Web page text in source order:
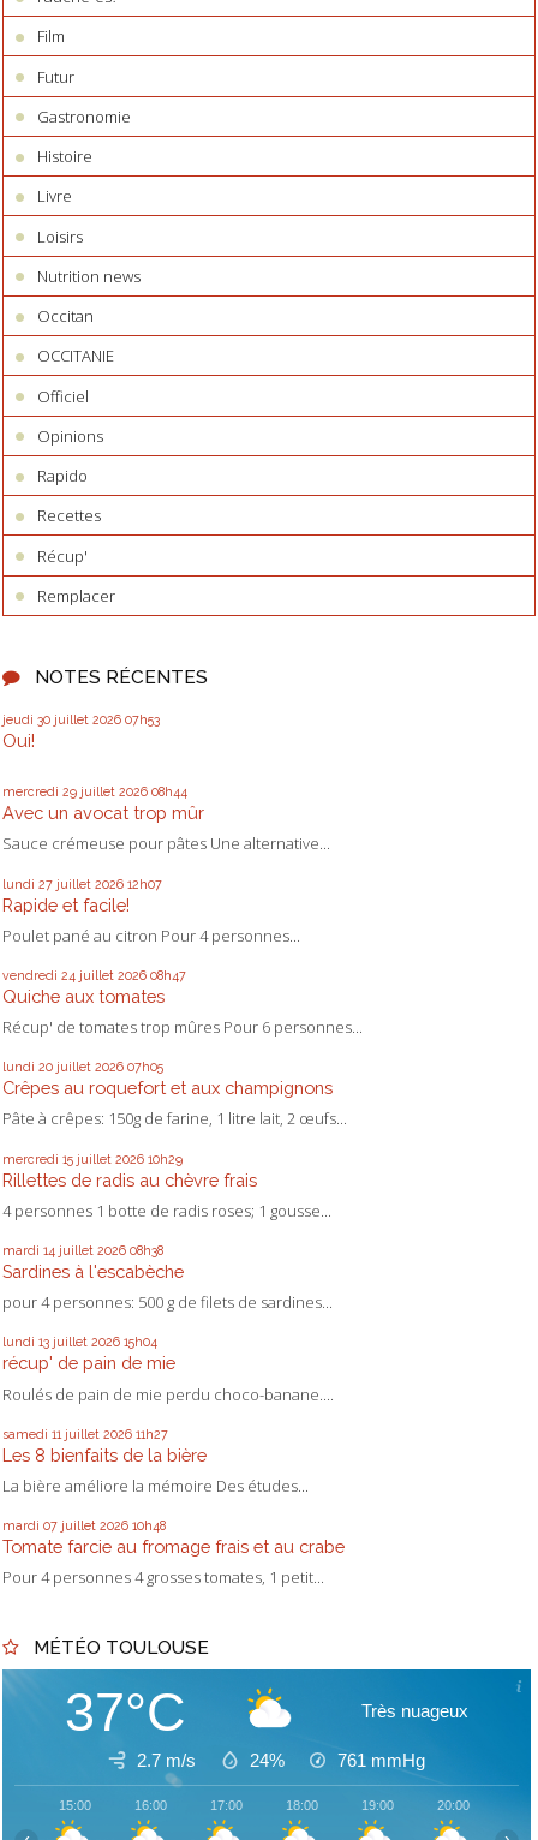
Film
Futur
Gastronomie
Histoire
Livre
Loisirs
Nutrition news
Occitan
OCCITANIE
Officiel
Opinions
Rapido
Recettes
Récup'
Remplacer
NOTES RÉCENTES
jeudi 30 juillet 2026 07h53
Oui!
mercredi 29 juillet 2026 08h44
Avec un avocat trop mûr
Sauce crémeuse pour pâtes Une alternative...
lundi 27 juillet 2026 12h07
Rapide et facile!
Poulet pané au citron Pour 4 personnes...
vendredi 24 juillet 2026 08h47
Quiche aux tomates
Récup' de tomates trop mûres Pour 6 personnes...
lundi 20 juillet 2026 07h05
Crêpes au roquefort et aux champignons
Pâte à crêpes: 150g de farine, 1 litre lait, 2 œufs...
mercredi 15 juillet 2026 10h29
Rillettes de radis au chèvre frais
4 personnes 1 botte de radis roses; 1 gousse...
mardi 14 juillet 2026 08h38
Sardines à l'escabèche
pour 4 personnes: 500 g de filets de sardines...
lundi 13 juillet 2026 15h04
récup' de pain de mie
Roulés de pain de mie perdu choco-banane....
samedi 11 juillet 2026 11h27
Les 8 bienfaits de la bière
La bière améliore la mémoire Des études...
mardi 07 juillet 2026 10h48
Tomate farcie au fromage frais et au crabe
Pour 4 personnes 4 grosses tomates, 1 petit...
MÉTÉO TOULOUSE
37°C Très nuageux
2.7 m/s 24% 761 mmHg
15:00 16:00 17:00 18:00 19:00 20:00